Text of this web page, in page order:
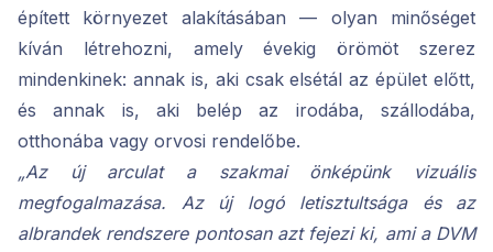
épített környezet alakításában — olyan minőséget
kíván létrehozni, amely évekig örömöt szerez
mindenkinek: annak is, aki csak elsétál az épület előtt,
és annak is, aki belép az irodába, szállodába,
otthonába vagy orvosi rendelőbe.
„Az új arculat a szakmai önképünk vizuális
megfogalmazása. Az új logó letisztultsága és az
albrandek rendszere pontosan azt fejezi ki, ami a DVM